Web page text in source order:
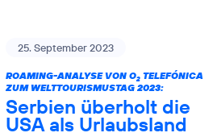
25. September 2023
ROAMING-ANALYSE VON O2TELEFÓNICA
ZUM WELTTOURISMUSTAG 2023:
Serbien überholt die
USA als Urlaubsland